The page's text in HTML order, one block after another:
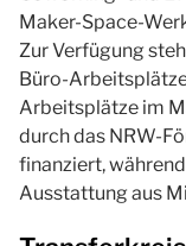
Maker-Space-
Zur Verfügung
Büro-
Arbeitsplätze im
durch das NRW-
finanziert,
Ausstattung aus